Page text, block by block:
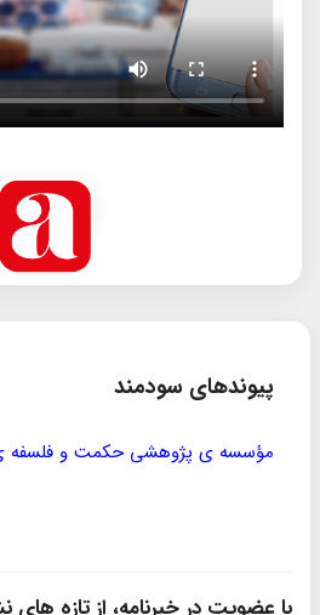
پیوندهای سودمند
مؤسسه ی پژوهشی حکمت و فلسفه
با عضویت در خبرنامه، از تازه‌ های